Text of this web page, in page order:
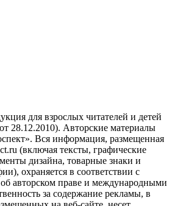
для взрослых читателей и детей
28.12.2010). Авторские материалы
Вся информация, размещенная
(включая тексты, графические
дизайна, товарные знаки и
охраняется в соответствии с
авторском праве и международными
за содержание рекламы, в